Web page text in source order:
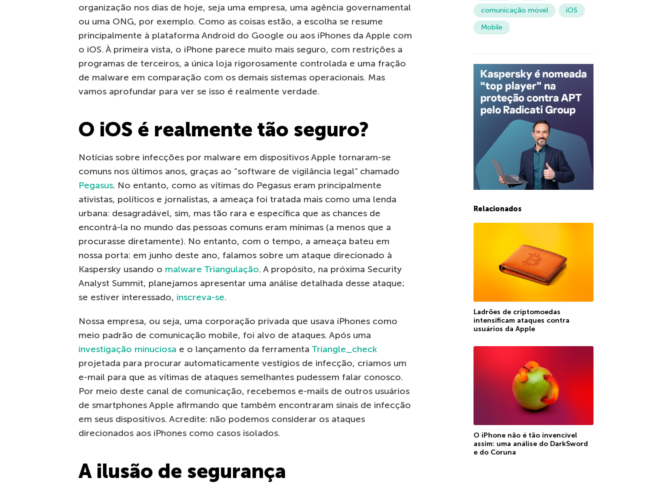
organização nos dias de hoje, seja uma empresa, uma agência governamental
ou uma ONG, por exemplo. Como as coisas estão, a escolha se resume
principalmente à plataforma Android do Google ou aos iPhones da Apple com
o iOS. À primeira vista, o iPhone parece muito mais seguro, com restrições a
programas de terceiros, a única loja rigorosamente controlada e uma fração
de malware em comparação com os demais sistemas operacionais. Mas
vamos aprofundar para ver se isso é realmente verdade.
O iOS é realmente tão seguro?
Notícias sobre infecções por malware em dispositivos Apple tornaram-se
comuns nos últimos anos, graças ao “software de vigilância legal” chamado
Pegasus. No entanto, como as vítimas do Pegasus eram principalmente
ativistas, políticos e jornalistas, a ameaça foi tratada mais como uma lenda
urbana: desagradável, sim, mas tão rara e específica que as chances de
encontrá-la no mundo das pessoas comuns eram mínimas (a menos que a
procurasse diretamente). No entanto, com o tempo, a ameaça bateu em
nossa porta: em junho deste ano, falamos sobre um ataque direcionado à
Kaspersky usando o malware Triangulação. A propósito, na próxima Security
Analyst Summit, planejamos apresentar uma análise detalhada desse ataque;
se estiver interessado, inscreva-se.
Nossa empresa, ou seja, uma corporação privada que usava iPhones como
meio padrão de comunicação mobile, foi alvo de ataques. Após uma
investigação minuciosa e o lançamento da ferramenta Triangle_check
projetada para procurar automaticamente vestígios de infecção, criamos um
e-mail para que as vítimas de ataques semelhantes pudessem falar conosco.
Por meio deste canal de comunicação, recebemos e-mails de outros usuários
de smartphones Apple afirmando que também encontraram sinais de infecção
em seus dispositivos. Acredite: não podemos considerar os ataques
direcionados aos iPhones como casos isolados.
A ilusão de segurança
comunicação móvel
iOS
Mobile
Relacionados
Ladrões de criptomoedas
intensificam ataques contra
usuários da Apple
O iPhone não é tão invencível
assim: uma análise do DarkSword
e do Coruna